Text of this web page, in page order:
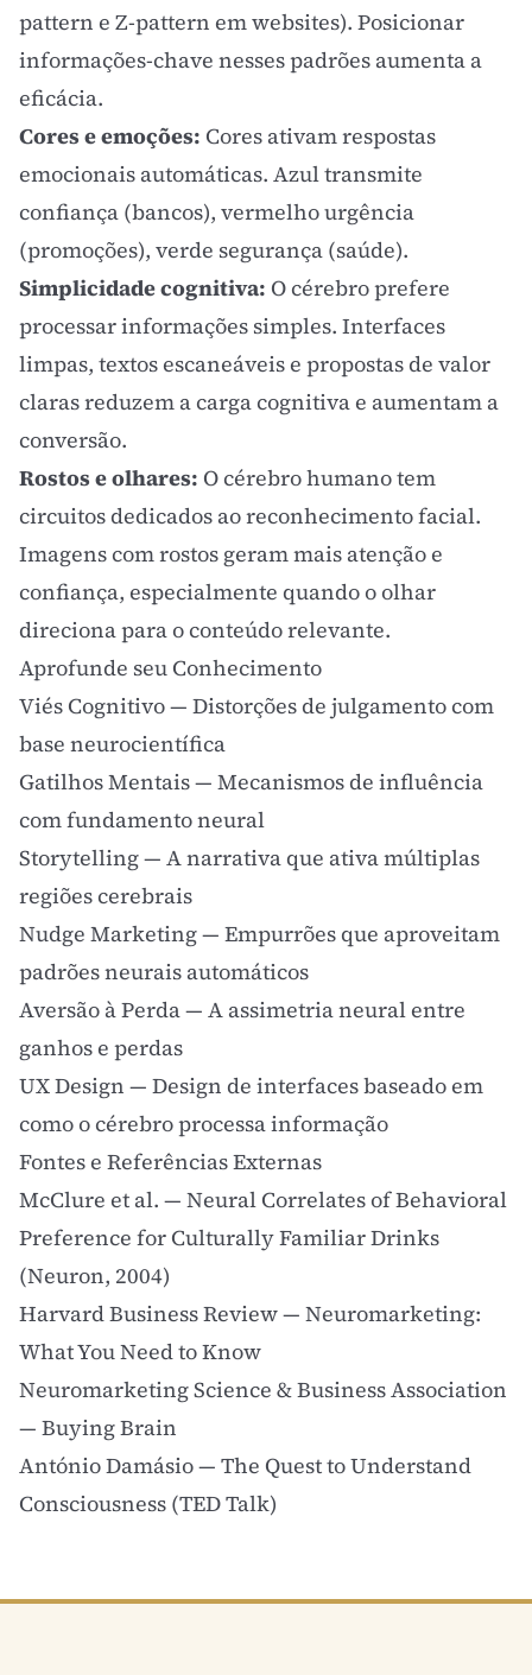
pattern e Z-pattern em websites). Posicionar
informações-chave nesses padrões aumenta a
eficácia.
Cores e emoções: Cores ativam respostas
emocionais automáticas. Azul transmite
confiança (bancos), vermelho urgência
(promoções), verde segurança (saúde).
Simplicidade cognitiva: O cérebro prefere
processar informações simples. Interfaces
limpas, textos escaneáveis e propostas de valor
claras reduzem a carga cognitiva e aumentam a
conversão.
Rostos e olhares: O cérebro humano tem
circuitos dedicados ao reconhecimento facial.
Imagens com rostos geram mais atenção e
confiança, especialmente quando o olhar
direciona para o conteúdo relevante.
Aprofunde seu Conhecimento
Viés Cognitivo— Distorções de julgamento com
base neurocientífica
Gatilhos Mentais— Mecanismos de influência
com fundamento neural
Storytelling— A narrativa que ativa múltiplas
regiões cerebrais
Nudge Marketing— Empurrões que aproveitam
padrões neurais automáticos
Aversão à Perda— A assimetria neural entre
ganhos e perdas
UX Design — Design de interfaces baseado em
como o cérebro processa informação
Fontes e Referências Externas
McClure et al. — Neural Correlates of Behavioral
Preference for Culturally Familiar Drinks
(Neuron, 2004)
Harvard Business Review — Neuromarketing:
What You Need to Know
Neuromarketing Science & Business Association
— Buying Brain
António Damásio — The Quest to Understand
Consciousness (TED Talk)